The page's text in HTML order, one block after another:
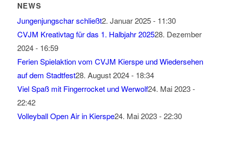
NEWS
Jungenjungschar schließt2. Januar 2025 - 11:30
CVJM Kreativtag für das 1. Halbjahr 202528. Dezember
2024 - 16:59
Ferien Spielaktion vom CVJM Kierspe und Wiedersehen
auf dem Stadtfest28. August 2024 - 18:34
Viel Spaß mit Fingerrocket und Werwolf24. Mai 2023 -
22:42
Volleyball Open Air in Kierspe24. Mai 2023 - 22:30